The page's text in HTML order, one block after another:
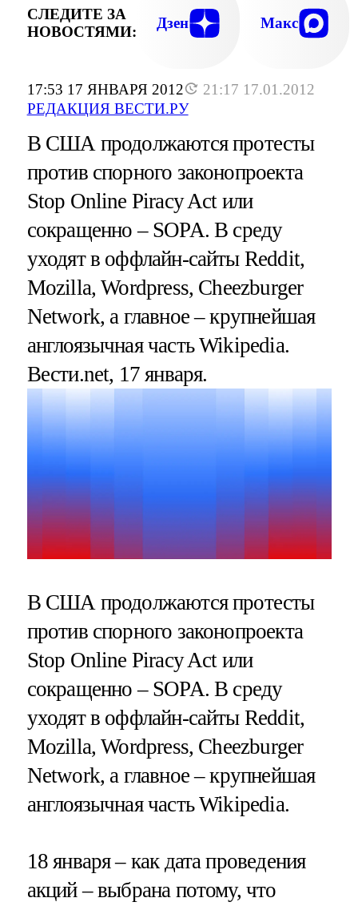
17:53 17 ЯНВАРЯ 2012
21:17 17.01.2012
РЕДАКЦИЯ ВЕСТИ.РУ
СЛЕДИТЕ ЗА
НОВОСТЯМИ:
Дзен Макс
В США продолжаются протесты
против спорного законопроекта
Stop Online Piracy Act или
сокращенно – SOPA. В среду
уходят в оффлайн-сайты Reddit,
Mozilla, Wordpress, Cheezburger
Network, а главное – крупнейшая
англоязычная часть Wikipedia.
Вести.net, 17 января.
В США продолжаются протесты
против спорного законопроекта
Stop Online Piracy Act или
сокращенно – SOPA. В среду
уходят в оффлайн-сайты Reddit,
Mozilla, Wordpress, Cheezburger
Network, а главное – крупнейшая
англоязычная часть Wikipedia.
18 января – как дата проведения
акций – выбрана потому, что